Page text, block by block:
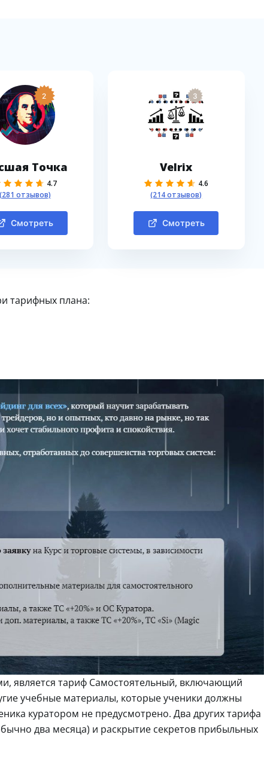
2
Точка
4.7
(281 отзывов)
Смотреть
3
Velrix
4.6
(214 отзывов)
Смотреть
тарифных плана:
является тариф Самостоятельный, включающий
учебные материалы, которые ученики должны
куратором не предусмотрено. Два других тарифа
два месяца) и раскрытие секретов прибыльных